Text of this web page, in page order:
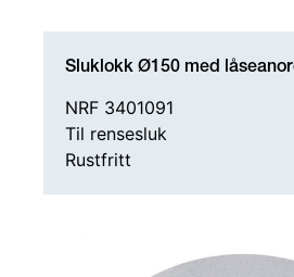
Sluklokk Ø150 med
NRF 3401091
Til rensesluk
Rustfritt